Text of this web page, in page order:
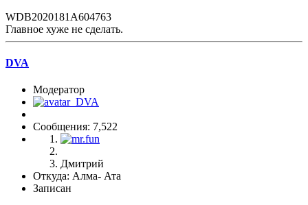
WDB2020181A604763
Главное хуже не сделать.
DVA
Модератор
Сообщения: 7,522
Дмитрий
Откуда: Алма- Ата
Записан